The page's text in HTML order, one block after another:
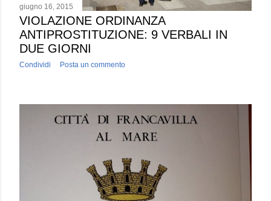
giugno 16, 2015
VIOLAZIONE ORDINANZA
ANTIPROSTITUZIONE: 9 VERBALI IN
DUE GIORNI
Condividi Posta un commento